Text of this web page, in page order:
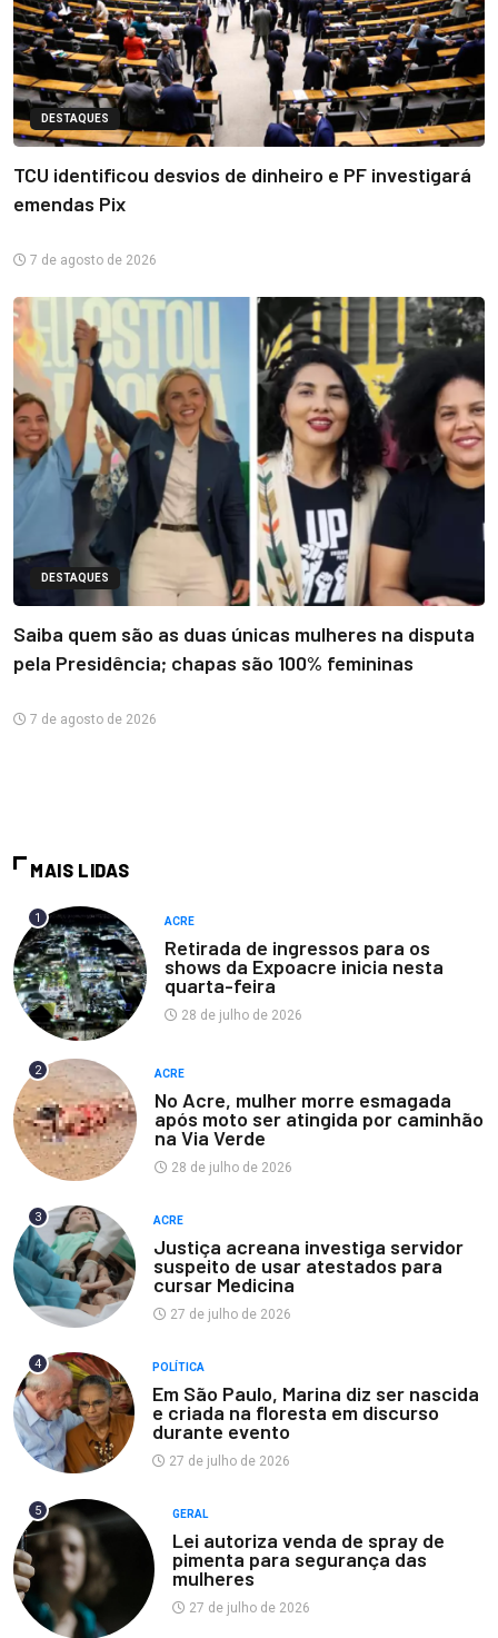
DESTAQUES
TCU identificou desvios de dinheiro e PF investigará
emendas Pix
7 de agosto de 2026
DESTAQUES
Saiba quem são as duas únicas mulheres na disputa
pela Presidência; chapas são 100% femininas
7 de agosto de 2026
MAIS LIDAS
1 ACRE
Retirada de ingressos para os
shows da Expoacre inicia nesta
quarta-feira
28 de julho de 2026
2 ACRE
No Acre, mulher morre esmagada
após moto ser atingida por caminhão
na Via Verde
28 de julho de 2026
3 ACRE
Justiça acreana investiga servidor
suspeito de usar atestados para
cursar Medicina
27 de julho de 2026
4 POLÍTICA
Em São Paulo, Marina diz ser nascida
e criada na floresta em discurso
durante evento
27 de julho de 2026
5 GERAL
Lei autoriza venda de spray de
pimenta para segurança das
mulheres
27 de julho de 2026